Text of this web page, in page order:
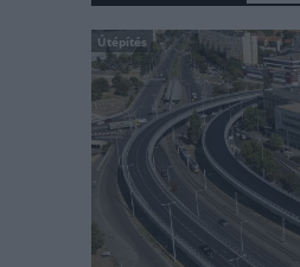
Útépítés